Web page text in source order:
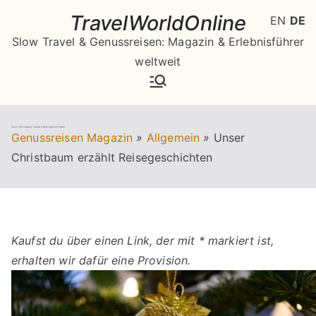
springen
TravelWorldOnline
Slow Travel & Genussreisen: Magazin & Erlebnisführer
weltweit
Unser Christbaum erzählt Reisegeschichten
Genussreisen Magazin » Allgemein » Unser
Christbaum erzählt Reisegeschichten
Kaufst du über einen Link, der mit * markiert ist,
erhalten wir dafür eine Provision.
EN DE